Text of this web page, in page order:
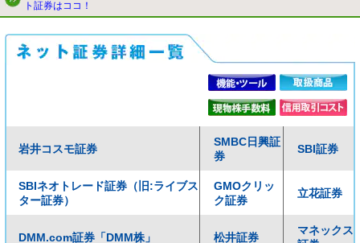
ト証券はココ！
岩井コスモ証券
SMBC日興証
券
SBI証券
SBIネオトレード証券（旧:ライブス
ター証券）
GMOクリッ
ク証券
立花証券
DMM.com証券「DMM株」 松井証券
マネックス